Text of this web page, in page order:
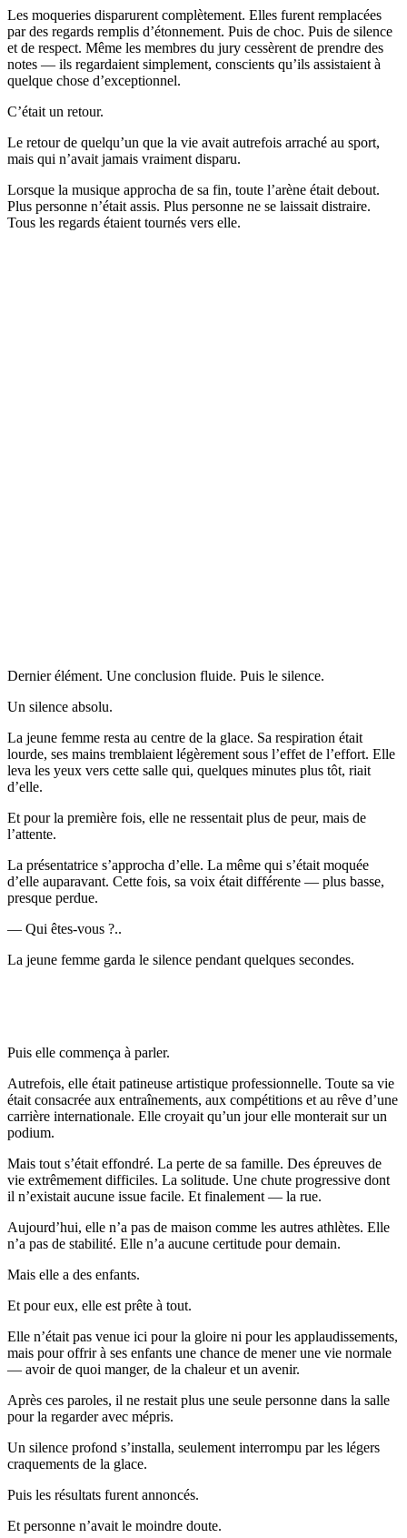
Les moqueries disparurent complètement. Elles furent remplacées
par des regards remplis d’étonnement. Puis de choc. Puis de silence
et de respect. Même les membres du jury cessèrent de prendre des
notes — ils regardaient simplement, conscients qu’ils assistaient à
quelque chose d’exceptionnel.
C’était un retour.
Le retour de quelqu’un que la vie avait autrefois arraché au sport,
mais qui n’avait jamais vraiment disparu.
Lorsque la musique approcha de sa fin, toute l’arène était debout.
Plus personne n’était assis. Plus personne ne se laissait distraire.
Tous les regards étaient tournés vers elle.
Dernier élément. Une conclusion fluide. Puis le silence.
Un silence absolu.
La jeune femme resta au centre de la glace. Sa respiration était
lourde, ses mains tremblaient légèrement sous l’effet de l’effort. Elle
leva les yeux vers cette salle qui, quelques minutes plus tôt, riait
d’elle.
Et pour la première fois, elle ne ressentait plus de peur, mais de
l’attente.
La présentatrice s’approcha d’elle. La même qui s’était moquée
d’elle auparavant. Cette fois, sa voix était différente — plus basse,
presque perdue.
— Qui êtes-vous ?..
La jeune femme garda le silence pendant quelques secondes.
Puis elle commença à parler.
Autrefois, elle était patineuse artistique professionnelle. Toute sa vie
était consacrée aux entraînements, aux compétitions et au rêve d’une
carrière internationale. Elle croyait qu’un jour elle monterait sur un
podium.
Mais tout s’était effondré. La perte de sa famille. Des épreuves de
vie extrêmement difficiles. La solitude. Une chute progressive dont
il n’existait aucune issue facile. Et finalement — la rue.
Aujourd’hui, elle n’a pas de maison comme les autres athlètes. Elle
n’a pas de stabilité. Elle n’a aucune certitude pour demain.
Mais elle a des enfants.
Et pour eux, elle est prête à tout.
Elle n’était pas venue ici pour la gloire ni pour les applaudissements,
mais pour offrir à ses enfants une chance de mener une vie normale
— avoir de quoi manger, de la chaleur et un avenir.
Après ces paroles, il ne restait plus une seule personne dans la salle
pour la regarder avec mépris.
Un silence profond s’installa, seulement interrompu par les légers
craquements de la glace.
Puis les résultats furent annoncés.
Et personne n’avait le moindre doute.